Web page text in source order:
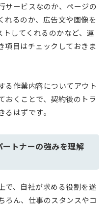
サービスなのか、ページの
れるのか、広告文や画像を
してくれるのかなど、運
項目はチェックしておきま
る作業内容についてアウト
おくことで、契約後のトラ
はずです。
トナーの強みを理解
で、自社が求める役割を遂
ろん、仕事のスタンスやコ